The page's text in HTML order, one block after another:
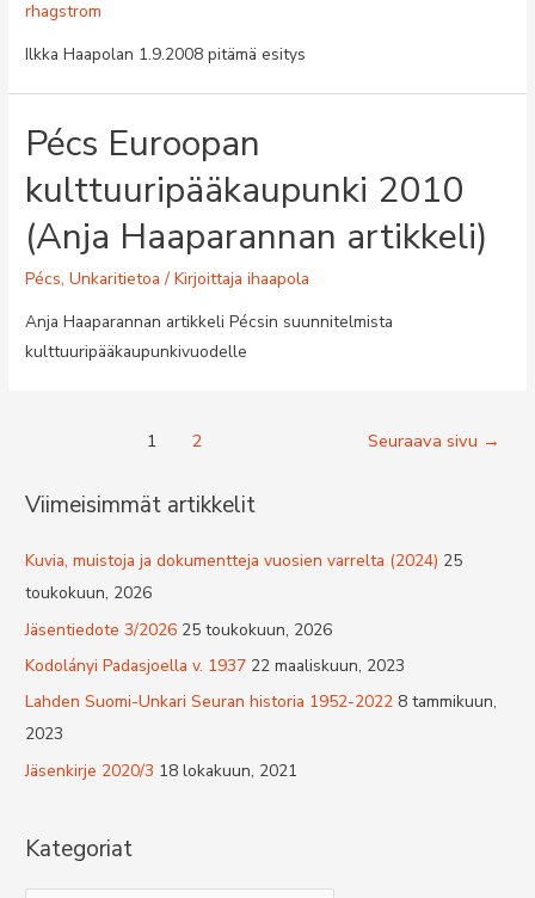
rhagstrom
Ilkka Haapolan 1.9.2008 pitämä esitys
Pécs Euroopan
kulttuuripääkaupunki 2010
(Anja Haaparannan artikkeli)
Pécs,Unkaritietoa / Kirjoittajaihaapola
Anja Haaparannan artikkeli Pécsin suunnitelmista
kulttuuripääkaupunkivuodelle
1 2 Seuraava sivu →
Viimeisimmät artikkelit
Kuvia, muistoja ja dokumentteja vuosien varrelta (2024) 25
toukokuun, 2026
Jäsentiedote 3/2026 25 toukokuun, 2026
Kodolányi Padasjoella v. 1937 22 maaliskuun, 2023
Lahden Suomi-Unkari Seuran historia 1952-2022 8 tammikuun,
2023
Jäsenkirje 2020/3 18 lokakuun, 2021
Kategoriat